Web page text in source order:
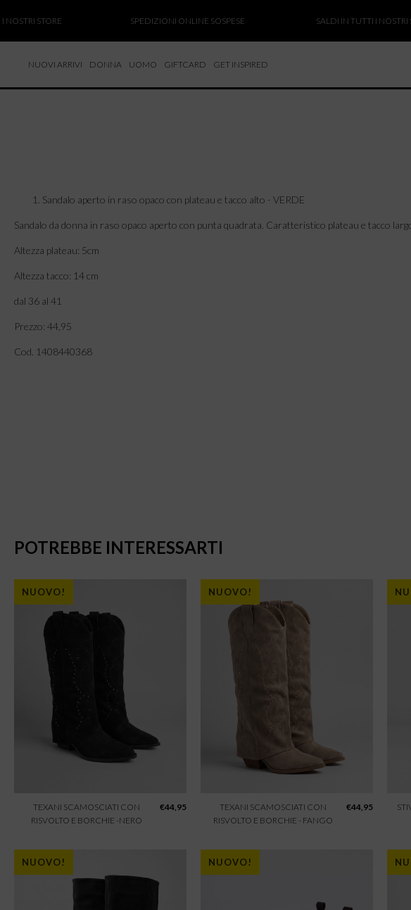
STORE SPEDIZIONI ONLINE SOSPESE SALDI IN TUTTI I NOSTRI
NUOVI ARRIVI DONNA UOMO GIFTCARD GET INSPIRED
ARRIVI
Sandalo aperto in raso opaco con plateau e tacco alto - VERDE
Sandalo da donna in raso opaco aperto con punta quadrata. Caratteristico plateau e tacco
Altezza plateau: 5cm
Altezza tacco: 14 cm
dal 36 al 41
Prezzo: 44,95
Cod. 1408440368
POTREBBE INTERESSARTI
NUOVO!
TEXANI SCAMOSCIATI CON
RISVOLTO E BORCHIE -NERO
€44,95
NUOVO!
TEXANI SCAMOSCIATI CON
RISVOLTO E BORCHIE - FANGO
€44,95
NUOVO! NUOVO!